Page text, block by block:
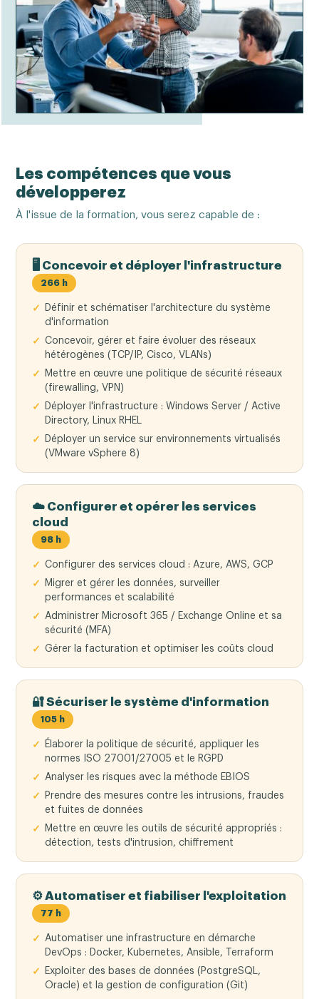
Les compétences que vous
développerez
À l'issue de la formation, vous serez capable de :
🖥️ Concevoir et déployer l'infrastructure
266 h
Définir et schématiser l'architecture du système
d'information
Concevoir, gérer et faire évoluer des réseaux
hétérogènes (TCP/IP, Cisco, VLANs)
Mettre en œuvre une politique de sécurité réseaux
(firewalling, VPN)
Déployer l'infrastructure : Windows Server / Active
Directory, Linux RHEL
Déployer un service sur environnements virtualisés
(VMware vSphere 8)
☁️ Configurer et opérer les services
cloud
98 h
Configurer des services cloud : Azure, AWS, GCP
Migrer et gérer les données, surveiller
performances et scalabilité
Administrer Microsoft 365 / Exchange Online et sa
sécurité (MFA)
Gérer la facturation et optimiser les coûts cloud
🔐 Sécuriser le système d'information
105 h
Élaborer la politique de sécurité, appliquer les
normes ISO 27001/27005 et le RGPD
Analyser les risques avec la méthode EBIOS
Prendre des mesures contre les intrusions, fraudes
et fuites de données
Mettre en œuvre les outils de sécurité appropriés :
détection, tests d'intrusion, chiffrement
⚙️ Automatiser et fiabiliser l'exploitation
77 h
Automatiser une infrastructure en démarche
DevOps : Docker, Kubernetes, Ansible, Terraform
Exploiter des bases de données (PostgreSQL,
Oracle) et la gestion de configuration (Git)